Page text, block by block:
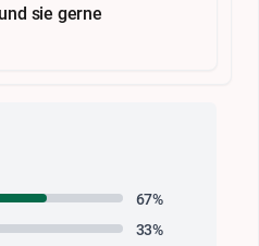
sie gerne
67%
33%